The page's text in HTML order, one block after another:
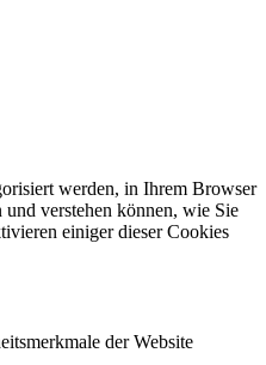
werden, in Ihrem Browser
verstehen können, wie Sie
einiger dieser Cookies
der Website